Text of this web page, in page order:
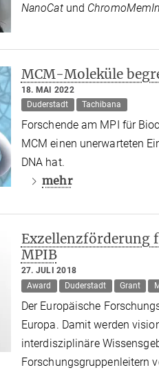
NanoCatund
MCM-Moleküle
18. MAI 2022
Duderstadt
Tachibana
Forschende am MPI für
MCM einen unerwarteten
DNA hat.
mehr
Exzellenzförderung
MPIB
27. JULI 2018
Award
Duderstadt Grant
Der Europäische
Europa. Damit werden
interdisziplinäre
Forschungsgruppenleitern